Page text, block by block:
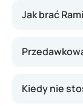
Ramipril
Jak brać
Kiedy nie